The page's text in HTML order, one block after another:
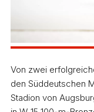
Von zwei
den Süddeutschen
Stadion von